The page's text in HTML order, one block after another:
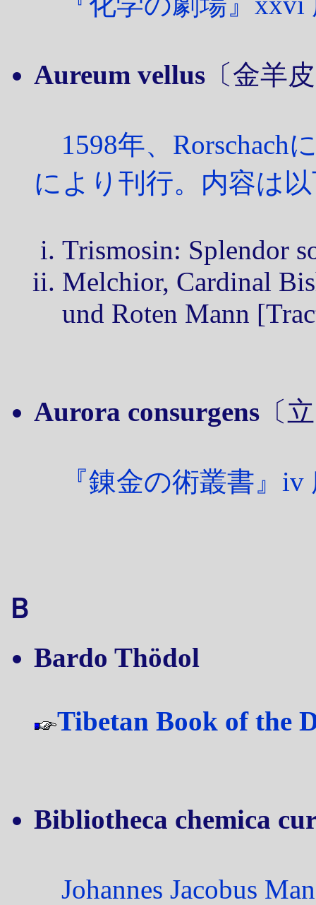
Aureum vellus 〔金羊
1598年、Rorschach
により刊行。内容は
Trismosin: Splendor
Melchior, Cardinal
und Roten Mann
Aurora consurgens 〔
『錬金の術叢書』iv
Ｂ
Bardo Thödol
Tibetan Book of the
Bibliotheca chemica
Johannes Jacobus